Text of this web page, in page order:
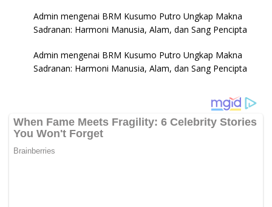
Admin mengenai BRM Kusumo Putro Ungkap Makna
Sadranan: Harmoni Manusia, Alam, dan Sang Pencipta
Admin mengenai BRM Kusumo Putro Ungkap Makna
Sadranan: Harmoni Manusia, Alam, dan Sang Pencipta